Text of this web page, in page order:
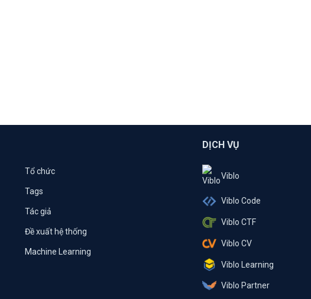
Tổ chức
Tags
Tác giả
Đề xuất hệ thống
Machine Learning
DỊCH VỤ
Viblo
Viblo Code
Viblo CTF
Viblo CV
Viblo Learning
Viblo Partner